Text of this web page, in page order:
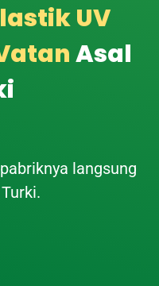
UV
Asal
langsung